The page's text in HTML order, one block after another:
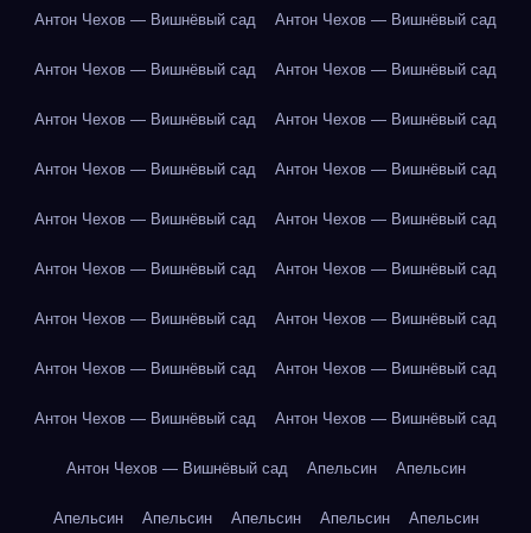
Антон Чехов — Вишнёвый сад Антон Чехов — Вишнёвый сад
Антон Чехов — Вишнёвый сад Антон Чехов — Вишнёвый сад
Антон Чехов — Вишнёвый сад Антон Чехов — Вишнёвый сад
Антон Чехов — Вишнёвый сад Антон Чехов — Вишнёвый сад
Антон Чехов — Вишнёвый сад Антон Чехов — Вишнёвый сад
Антон Чехов — Вишнёвый сад Антон Чехов — Вишнёвый сад
Антон Чехов — Вишнёвый сад Антон Чехов — Вишнёвый сад
Антон Чехов — Вишнёвый сад Антон Чехов — Вишнёвый сад
Антон Чехов — Вишнёвый сад Антон Чехов — Вишнёвый сад
Антон Чехов — Вишнёвый сад Апельсин Апельсин
Апельсин Апельсин Апельсин Апельсин Апельсин